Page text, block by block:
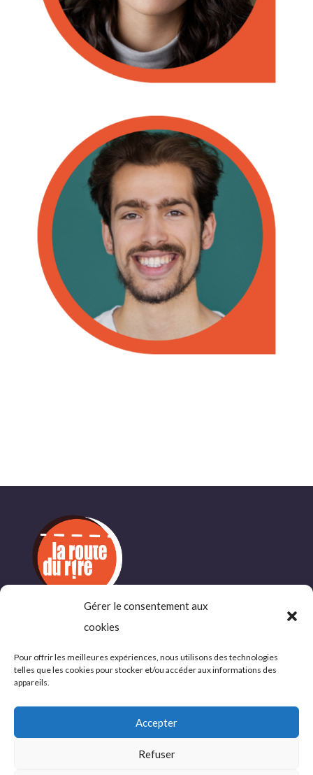
Gérer le consentement aux
cookies
Pour offrir les meilleures expériences, nous utilisons des technologies
telles que les cookies pour stocker et/ou accéder aux informations des
appareils.
Accepter
Refuser
INFORMATIONS
COMPLÉMENTAIRES
Politique de confidentialité